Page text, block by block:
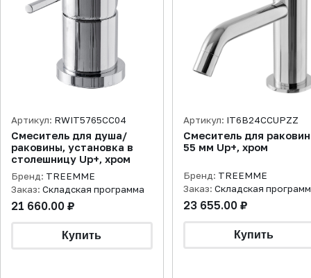
Артикул: RWIT5765CC04
Смеситель для душа/
раковины, установка в
столешницу Up+, хром
Бренд: TREEMME
Заказ: Складская программа
21 660.00 ₽
Артикул: IT6B24CCUPZZ
Смеситель для
55 мм Up+, хром
Бренд: TREEMME
Заказ: Складская
23 655.00 ₽